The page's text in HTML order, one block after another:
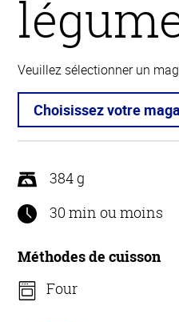
Veuillez sélectionner un
Choisissez votre
384 g
30 min ou moins
Méthodes de cuisson
Four